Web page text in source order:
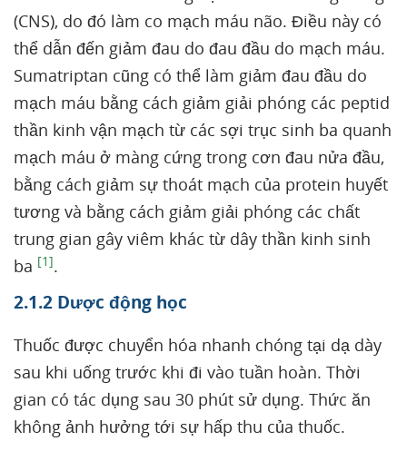
(CNS), do đó làm co mạch máu não. Điều này có
thể dẫn đến giảm đau do đau đầu do mạch máu.
Sumatriptan cũng có thể làm giảm đau đầu do
mạch máu bằng cách giảm giải phóng các peptid
thần kinh vận mạch từ các sợi trục sinh ba quanh
mạch máu ở màng cứng trong cơn đau nửa đầu,
bằng cách giảm sự thoát mạch của protein huyết
tương và bằng cách giảm giải phóng các chất
trung gian gây viêm khác từ dây thần kinh sinh
ba [1].
2.1.2 Dược động học
Thuốc được chuyển hóa nhanh chóng tại dạ dày
sau khi uống trước khi đi vào tuần hoàn. Thời
gian có tác dụng sau 30 phút sử dụng. Thức ăn
không ảnh hưởng tới sự hấp thu của thuốc.